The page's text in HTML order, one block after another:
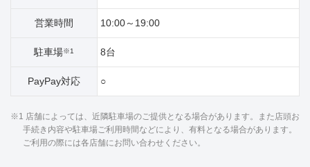
営業時間 10:00～19:00
駐車場※1 8台
PayPay対応 ○
※1 店舗によっては、近隣駐車場のご提供となる場合があります。また店頭お
手続き内容や駐車場ご利用時間などにより、有料となる場合があります。
ご利用の際には各店舗にお問い合わせください。